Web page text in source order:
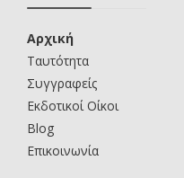
Αρχική
Ταυτότητα
Συγγραφείς
Εκδοτικοί Οίκοι
Blog
Επικοινωνία